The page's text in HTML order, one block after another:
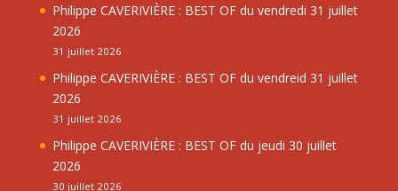
Philippe CAVERIVIÈRE : BEST OF du vendredi 31 juillet
2026
31 juillet 2026
Philippe CAVERIVIÈRE : BEST OF du vendreid 31 juillet
2026
31 juillet 2026
Philippe CAVERIVIÈRE : BEST OF du jeudi 30 juillet
2026
30 juillet 2026